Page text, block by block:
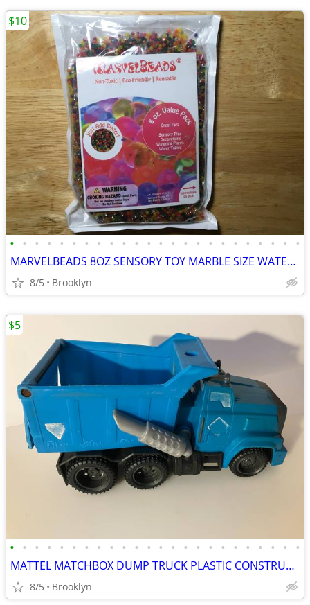
• • • • • • • • • • • • • • • • • • • • • • • •
MARVELBEADS 8OZ SENSORY TOY MARBLE SIZE WATER GEL STRESS BALLS RAINBOW
8/5 Brooklyn
$10
• • • • • • • • • • • • • • • • • • • • • • • •
MATTEL MATCHBOX DUMP TRUCK PLASTIC CONSTRUCTION VEHICLE KIDS J4769
8/5 Brooklyn
$5